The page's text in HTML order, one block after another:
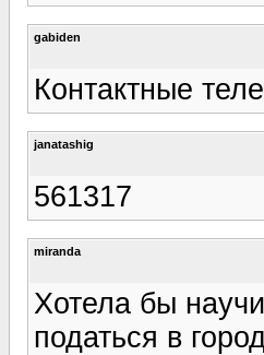
gabiden
Контактные
janatashig
561317
miranda
Хотела бы
податься в